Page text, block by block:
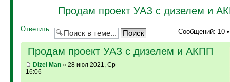
Продам проект УАЗ с дизелем и
Ответить Сообщений: 10
Продам проект УАЗ с дизелем и АКПП
Dizel Man» 28 июл 2021, Ср
16:06